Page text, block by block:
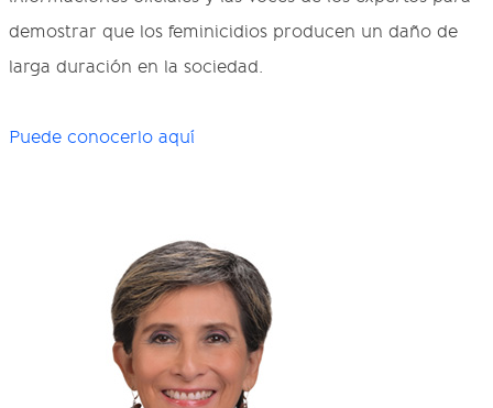
demostrar que los feminicidios producen un daño de
larga duración en la sociedad.
Puede conocerlo aquí